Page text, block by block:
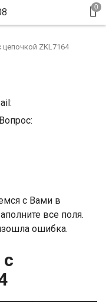
ZKL7164
Вопрос:
с Вами в
все поля.
ошибка.